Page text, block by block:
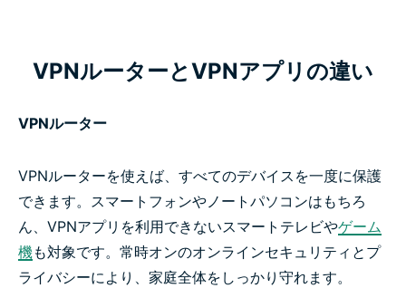
VPNルーターとVPNアプリの違い
VPNルーター
VPNルーターを使えば、すべてのデバイスを一度に保護
できます。スマートフォンやノートパソコンはもちろ
ん、VPNアプリを利用できないスマートテレビやゲーム
機も対象です。常時オンのオンラインセキュリティとプ
ライバシーにより、家庭全体をしっかり守れます。